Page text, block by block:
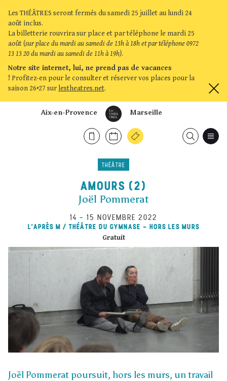
Les THÉÂTRES seront fermés du samedi 25 juillet au lundi 24
août inclus.
La billetterie rouvrira sur place et par téléphone le mardi 25
août (sur place du mardi au samedi de 13h à 18h et par téléphone 0972
13 13 20 du mardi au samedi de 11h à 19h).
Notre site internet, lui, ne prend pas de vacances
! Profitez-en pour le consulter et réserver vos places pour la
saison 26•27 sur lestheatres.net.
Marseille
Aix-en-Provence
THÉÂTRE
AMOURS (2)
Joël Pommerat
14 – 15 NOVEMBRE 2022
L'APRÈS M / THÉÂTRE DU GYMNASE - HORS LES MURS
Gratuit
Joël Pommerat poursuit, hors les murs, un travail